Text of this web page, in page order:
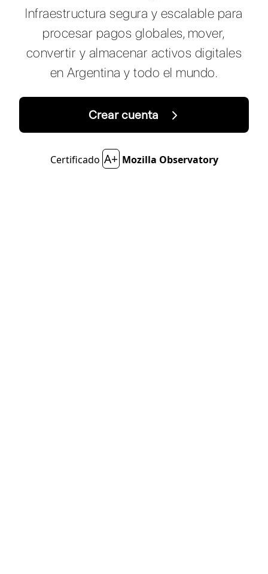
Infraestructura segura y escalable para
procesar pagos globales, mover,
convertir y almacenar activos digitales
en Argentina y todo el mundo.
Crear cuenta
Certificado A+ Mozilla Observatory